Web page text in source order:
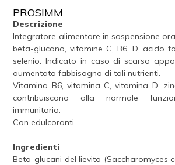
PROSIMM
Descrizione
Integratore alimentare in sospensione
beta-glucano, vitamine C, B6, D, acido
selenio. Indicato in caso di scarso
aumentato fabbisogno di tali nutrienti.
Vitamina B6, vitamina C, vitamina D,
contribuiscono alla normale
immunitario.
Con edulcoranti.
Ingredienti
Beta-glucani del lievito (Saccharomyces